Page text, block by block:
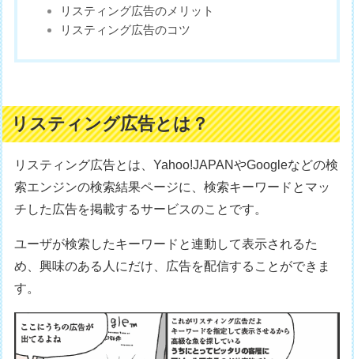
リスティング広告のメリット
リスティング広告のコツ
リスティング広告とは？
リスティング広告とは、Yahoo!JAPANやGoogleなどの検
索エンジンの検索結果ページに、検索キーワードとマッ
チした広告を掲載するサービスのことです。
ユーザが検索したキーワードと連動して表示されるた
め、興味のある人にだけ、広告を配信することができま
す。